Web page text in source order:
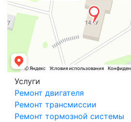
Услуги
Ремонт двигателя
Ремонт трансмиссии
Ремонт тормозной системы